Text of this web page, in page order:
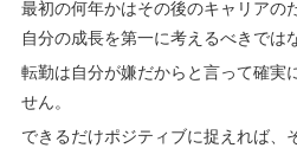
最初の何年かはその後のキャリアの
自分の成長を第一に考えるべきでは
転勤は自分が嫌だからと言って確実
せん。
できるだけポジティブに捉えれば、